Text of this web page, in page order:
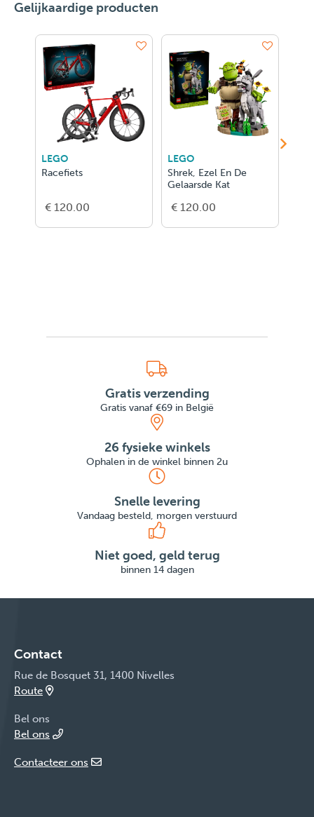
Gelijkaardige producten
LEGO
Shrek, Ezel En De
€ 120.00
LEGO
Peanuts: Snoopy'S
Hondenhok
€ 80.00
Gratis verzending
Gratis vanaf €69 in België
26 fysieke winkels
Ophalen in de winkel binnen 2u
Snelle levering
Vandaag besteld, morgen verstuurd
Niet goed, geld terug
binnen 14 dagen
Contact
Rue de Bosquet 31, 1400 Nivelles
Route
Bel ons
Bel ons
Contacteer ons